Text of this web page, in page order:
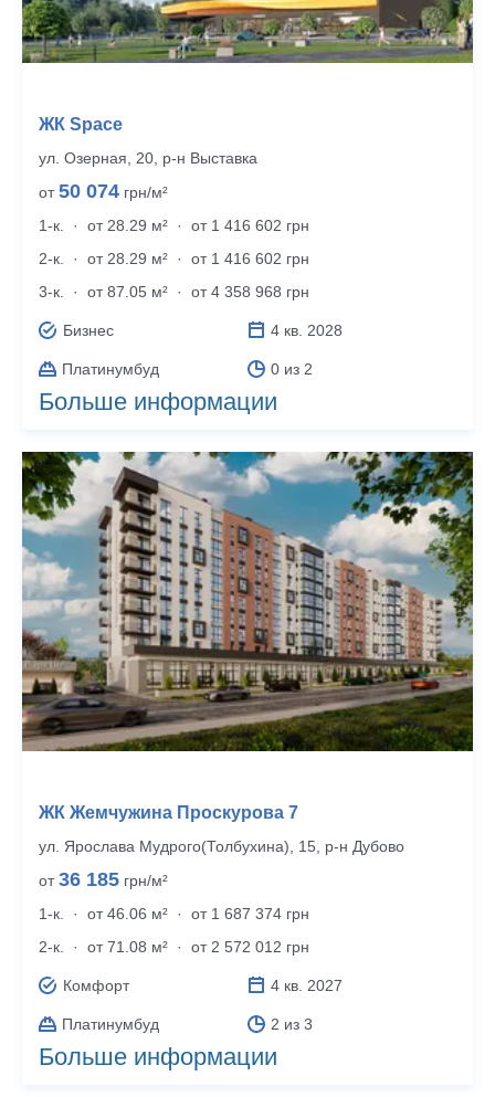
ЖК Space
ул. Озерная, 20, р‑н Выставка
от50 074 грн/м²
1-к.
· от 28.29 м² ·
от 1 416 602 грн
2-к.
· от 28.29 м² ·
от 1 416 602 грн
3-к.
· от 87.05 м² · от 4 358 968 грн
Бизнес 4 кв. 2028
Платинумбуд 0 из 2
Больше информации
ЖК Жемчужина Проскурова 7
ул. Ярослава Мудрого(Толбухина), 15, р‑н Дубово
от36 185 грн/м²
1-к.
· от 46.06 м² ·
от 1 687 374 грн
2-к.
· от 71.08 м² · от 2 572 012 грн
Комфорт 4 кв. 2027
Платинумбуд 2 из 3
Больше информации